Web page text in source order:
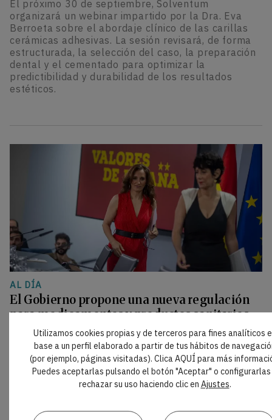
El próximo 30 de septiembre, Solventum
organizará un webinar impartido por la Dra. Eva
Berroeta sobre el abordaje clínico de las carillas
cerámicas adhesivas. La sesión revisará, de forma
estructurada, la selección del caso, la preparación
dental y el cementado para optimizar la
predictibilidad y durabilidad de los resultados
estéticos.
AL DÍA
El Gobierno propone una nueva regulación
para medicamentos y productos sanitarios
El Consejo de Ministros ha aprobado el Proyecto de
Ley de Medicamentos y Productos Sanitarios, que
inicia ahora su tramitación parlamentaria. La
reforma actualiza el marco vigente desde 2015 e
incorpora medidas sobre innovación,
Utilizamos cookies propias y de terceros para fines analíticos
base a un perfil elaborado a partir de tus hábitos de
(por ejemplo, páginas visitadas). Clica AQUÍ para más
Puedes aceptarlas pulsando el botón "Aceptar" o
rechazar su uso haciendo clic en Ajustes.